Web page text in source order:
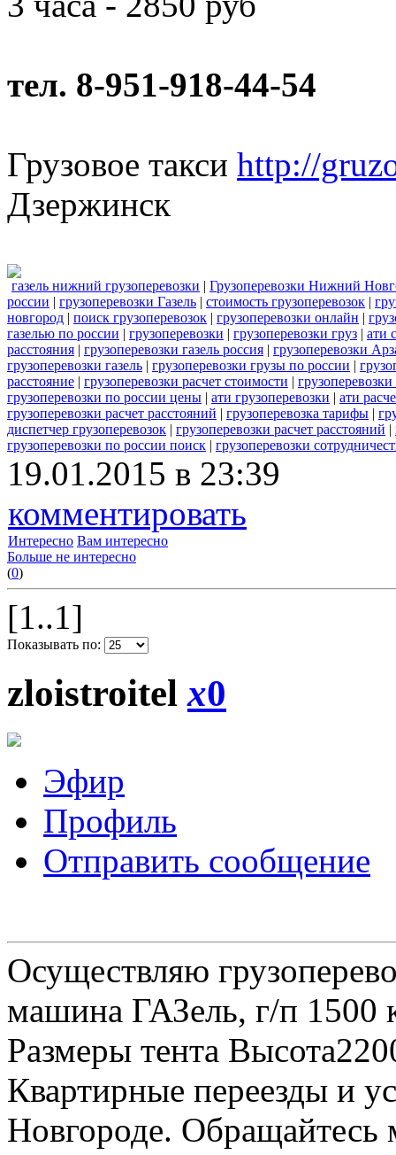
тел. 8-951-918-44-54
Грузовое такси http://
Дзержинск
газель нижний грузоперевозки | Грузоперевозки Нижний
россии | грузоперевозки Газель | стоимость грузоперевозок |
новгород | поиск грузоперевозок | грузоперевозки онлайн |
газелью по россии | грузоперевозки | грузоперевозки груз | ати
расстояния | грузоперевозки газель россия | грузоперевозки
грузоперевозки газель | грузоперевозки грузы по россии |
расстояние | грузоперевозки расчет стоимости |
грузоперевозки по россии цены | ати грузоперевозки | ати
грузоперевозки расчет расстояний | грузоперевозка тарифы |
диспетчер грузоперевозок | грузоперевозки расчет расстояний |
грузоперевозки по россии поиск | грузоперевозки
19.01.2015 в 23:39
комментировать
Интересно Вам интересно
Больше не интересно
(0)
[1..1]
Показывать по:
zloistroitelx0
Эфир
Профиль
Отправить сообщение
Осуществляю
машина ГАЗель, г/п 1500
Размеры тента
Квартирные переезды и
Новгороде.